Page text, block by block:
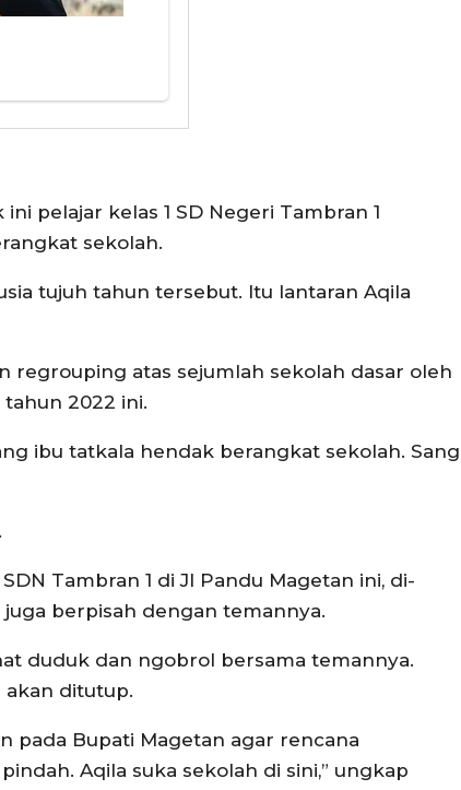
pelajar kelas 1 SD Negeri Tambran 1
sekolah.
tujuh tahun tersebut. Itu lantaran Aqila
regrouping atas sejumlah sekolah dasar oleh
2022 ini.
ibu tatkala hendak berangkat sekolah. Sang
Tambran 1 di Jl Pandu Magetan ini, di-
berpisah dengan temannya.
duduk dan ngobrol bersama temannya.
akan ditutup.
pada Bupati Magetan agar rencana
Aqila suka sekolah di sini,” ungkap